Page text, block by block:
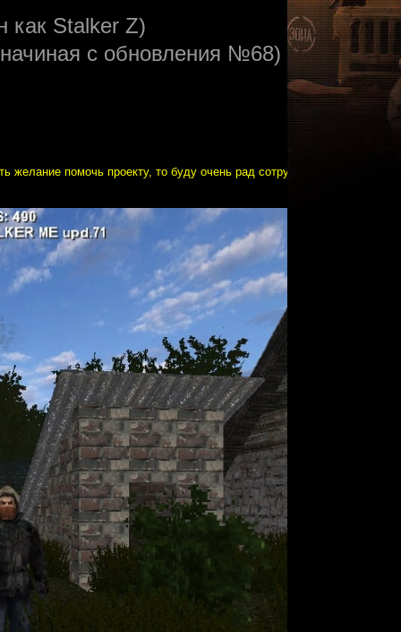
как Stalker Z)
с обновления №68)
желание помочь проекту, то буду очень рад сотрудничеству. Любые